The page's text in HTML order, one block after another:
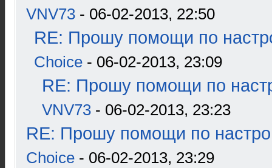
VNV73 - 06-02-2013, 22:50
RE: Прошу помощи по
Choice - 06-02-2013, 23:09
RE: Прошу помощи по
VNV73 - 06-02-2013, 23:23
RE: Прошу помощи по
Choice - 06-02-2013, 23:29